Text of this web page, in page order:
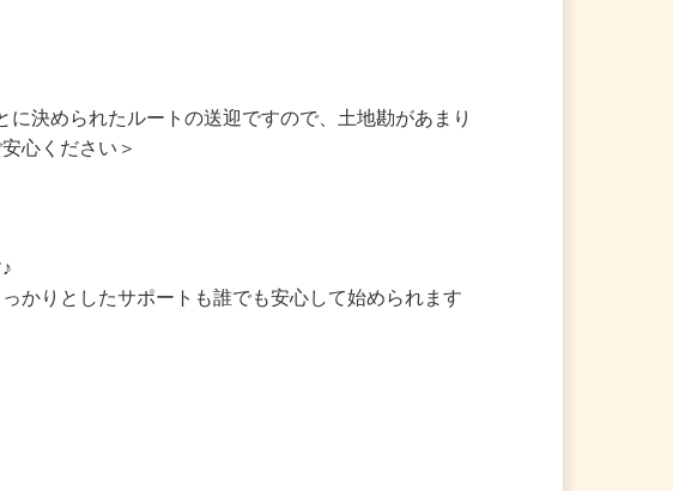
に決められたルートの送迎ですので、土地勘があまり
♪
かりとしたサポートも誰でも安心して始められます